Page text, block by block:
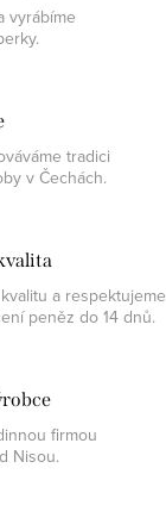
vyrábíme
tradici
v Čechách.
a respektujeme
peněz do 14 dnů.
firmou
Nisou.